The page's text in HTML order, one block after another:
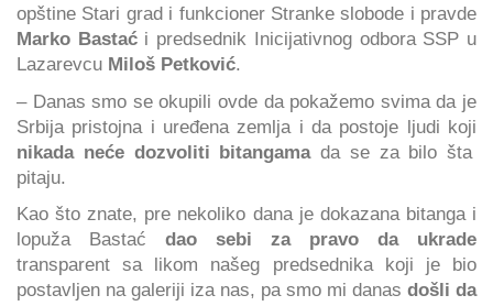
opštine Stari grad i funkcioner Stranke slobode i pravde
Marko Bastaći predsednik Inicijativnog odbora SSP u
Lazarevcu Miloš Petković.
– Danas smo se okupili ovde da pokažemo svima da je
Srbija pristojna i uređena zemlja i da postoje ljudi koji
nikada neće dozvoliti bitangamada se za bilo šta
pitaju.
Kao što znate, pre nekoliko dana je dokazana bitanga i
lopuža Bastać dao sebi za pravo da ukrade
transparent sa likom našeg predsednika koji je bio
postavljen na galeriji iza nas, pa smo mi danas došli da